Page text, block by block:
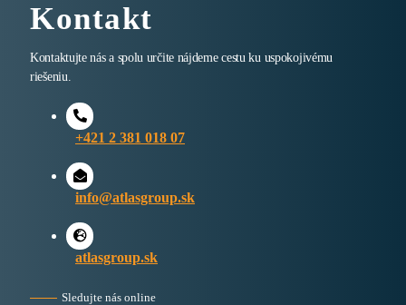
Kontakt
Kontaktujte nás a spolu určite nájdeme cestu ku uspokojivému
riešeniu.
+421 2 381 018 07
info@atlasgroup.sk
atlasgroup.sk
Sledujte nás online